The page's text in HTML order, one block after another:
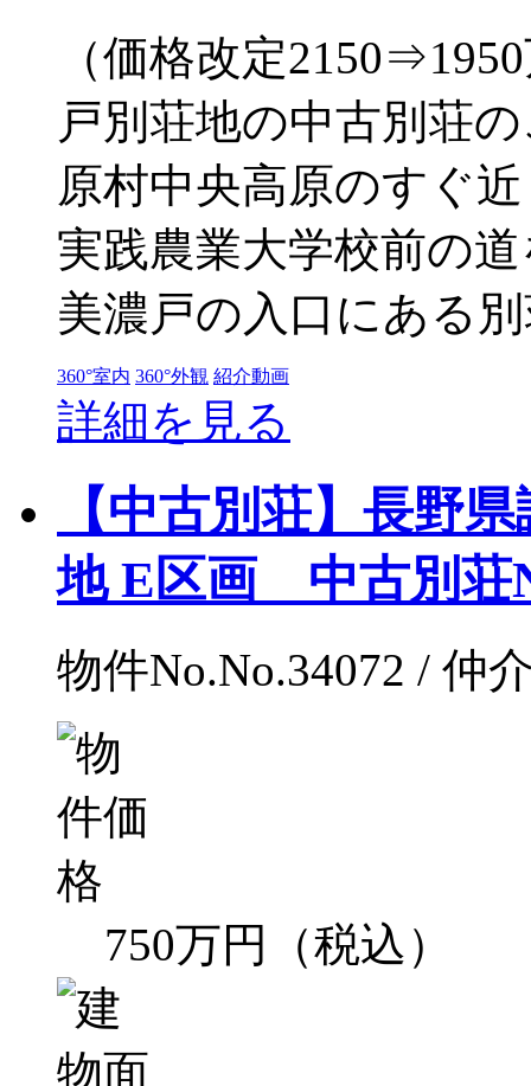
（価格改定
戸別荘地の中古別荘
原村中央高原のすぐ
実践農業大学校前の
美濃戸の入口にある
360°室内 360°外観 紹介動画
詳細を見る
【中古別荘】長野
地 E区画 中古別荘
物件No.No.34072 / 仲
750万円（税込）